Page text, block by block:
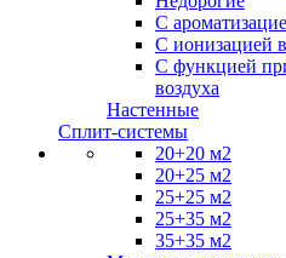
С
С ионизацией
С функцией
воздуха
Настенные
Сплит-системы
20+20 м2
20+25 м2
25+25 м2
25+35 м2
35+35 м2